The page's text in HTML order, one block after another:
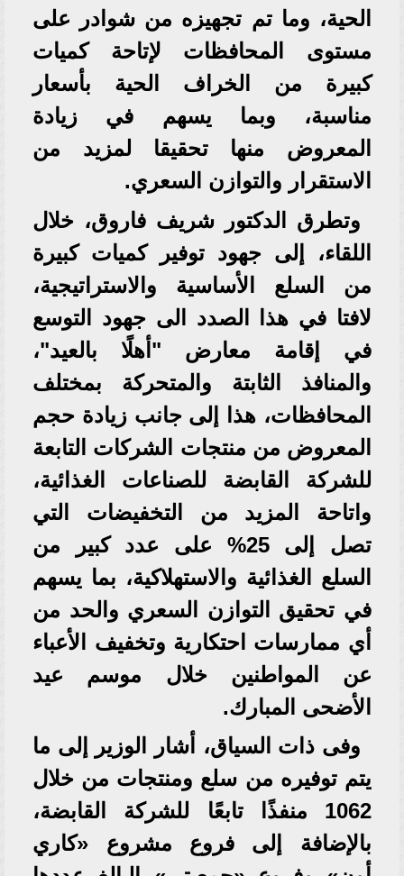
الحية، وما تم تجهيزه من شوادر على
مستوى المحافظات لإتاحة كميات
كبيرة من الخراف الحية بأسعار
مناسبة، وبما يسهم في زيادة
المعروض منها تحقيقا لمزيد من
الاستقرار والتوازن السعري.
وتطرق الدكتور شريف فاروق، خلال
اللقاء، إلى جهود توفير كميات كبيرة
من السلع الأساسية والاستراتيجية،
لافتا في هذا الصدد الى جهود التوسع
في إقامة معارض "أهلًا بالعيد"،
والمنافذ الثابتة والمتحركة بمختلف
المحافظات، هذا إلى جانب زيادة حجم
المعروض من منتجات الشركات التابعة
للشركة القابضة للصناعات الغذائية،
واتاحة المزيد من التخفيضات التي
تصل إلى 25% على عدد كبير من
السلع الغذائية والاستهلاكية، بما يسهم
في تحقيق التوازن السعري والحد من
أي ممارسات احتكارية وتخفيف الأعباء
عن المواطنين خلال موسم عيد
الأضحى المبارك.
وفى ذات السياق، أشار الوزير إلى ما
يتم توفيره من سلع ومنتجات من خلال
1062 منفذًا تابعًا للشركة القابضة،
بالإضافة إلى فروع مشروع «كاري